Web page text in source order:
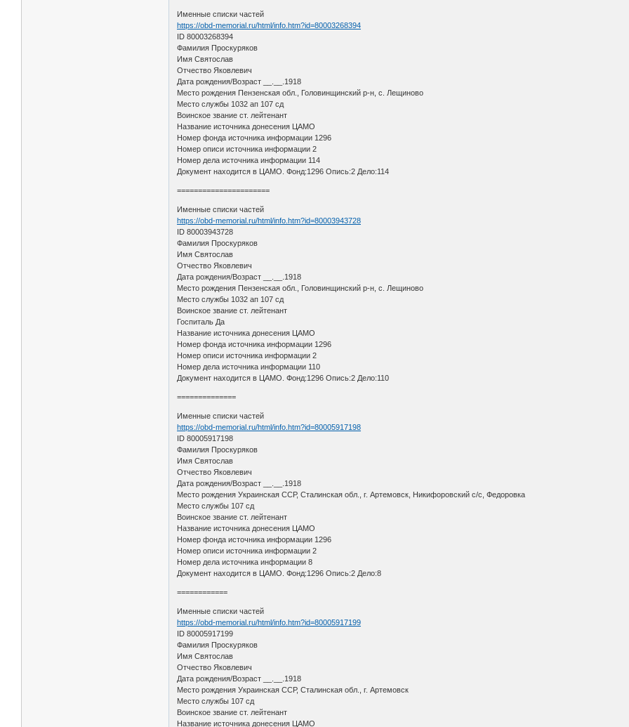
Именные списки частей
https://obd-memorial.ru/html/info.htm?id=80003268394
ID 80003268394
Фамилия Проскуряков
Имя Святослав
Отчество Яковлевич
Дата рождения/Возраст __.__.1918
Место рождения Пензенская обл., Головинщинский р-н, с. Лещиново
Место службы 1032 ап 107 сд
Воинское звание ст. лейтенант
Название источника донесения ЦАМО
Номер фонда источника информации 1296
Номер описи источника информации 2
Номер дела источника информации 114
Документ находится в ЦАМО. Фонд:1296 Опись:2 Дело:114
======================
Именные списки частей
https://obd-memorial.ru/html/info.htm?id=80003943728
ID 80003943728
Фамилия Проскуряков
Имя Святослав
Отчество Яковлевич
Дата рождения/Возраст __.__.1918
Место рождения Пензенская обл., Головинщинский р-н, с. Лещиново
Место службы 1032 ап 107 сд
Воинское звание ст. лейтенант
Госпиталь Да
Название источника донесения ЦАМО
Номер фонда источника информации 1296
Номер описи источника информации 2
Номер дела источника информации 110
Документ находится в ЦАМО. Фонд:1296 Опись:2 Дело:110
==============
Именные списки частей
https://obd-memorial.ru/html/info.htm?id=80005917198
ID 80005917198
Фамилия Проскуряков
Имя Святослав
Отчество Яковлевич
Дата рождения/Возраст __.__.1918
Место рождения Украинская ССР, Сталинская обл., г. Артемовск, Никифоровский с/с, Федоровка
Место службы 107 сд
Воинское звание ст. лейтенант
Название источника донесения ЦАМО
Номер фонда источника информации 1296
Номер описи источника информации 2
Номер дела источника информации 8
Документ находится в ЦАМО. Фонд:1296 Опись:2 Дело:8
============
Именные списки частей
https://obd-memorial.ru/html/info.htm?id=80005917199
ID 80005917199
Фамилия Проскуряков
Имя Святослав
Отчество Яковлевич
Дата рождения/Возраст __.__.1918
Место рождения Украинская ССР, Сталинская обл., г. Артемовск
Место службы 107 сд
Воинское звание ст. лейтенант
Название источника донесения ЦАМО